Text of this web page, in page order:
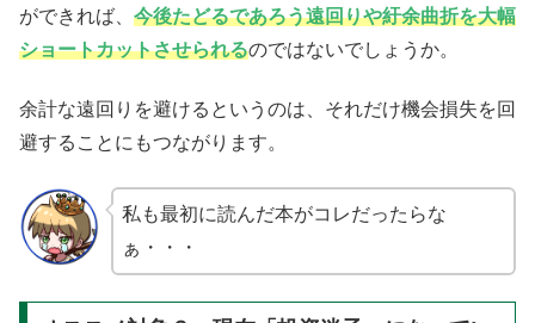
ができれば、 今後たどるであろう遠回りや紆余曲折を大幅
ショートカットさせられるのではないでしょうか。
余計な遠回りを避けるというのは、それだけ機会損失を回
避することにもつながります。
私も最初に読んだ本がコレだったらな
ぁ・・・